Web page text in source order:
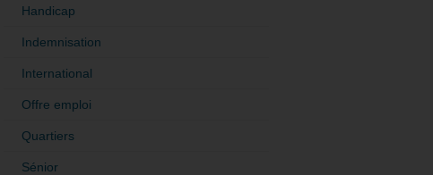
Handicap
Indemnisation
International
Offre emploi
Quartiers
Sénior